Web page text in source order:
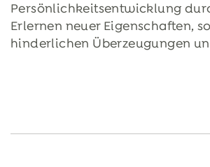
Persönlichkeitsentwicklung
Erlernen neuer Eigenschaften,
hinderlichen Überzeugungen